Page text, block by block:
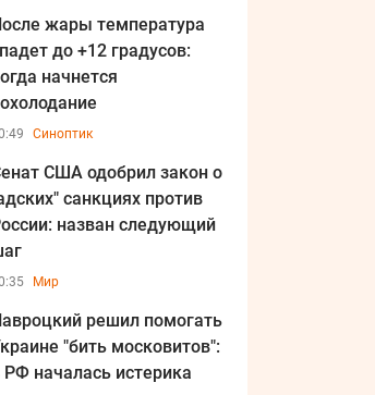
жары температура
до +12 градусов:
начнется
Синоптик
США одобрил закон о
санкциях против
назван следующий
Мир
решил помогать
"бить московитов":
РФ началась истерика